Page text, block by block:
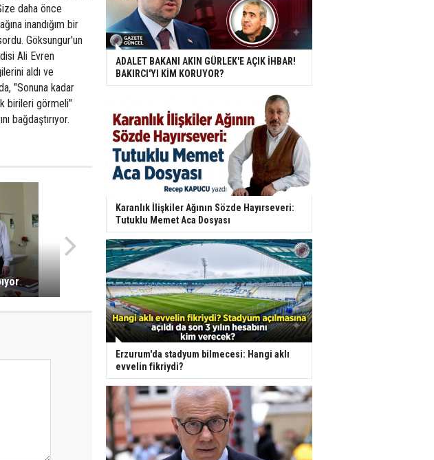
daha önce
inandığım bir
Göksungur'un
Ali Evren
aldı ve
"Sonuna kadar
birileri görmeli"
bağdaştırıyor.
ADALET BAKANI AKIN GÜRLEK'E AÇIK İHBAR!
BAKIRCI'YI KİM KORUYOR?
Karanlık İlişkiler Ağının Sözde Hayırseveri:
Tutuklu Memet Aca Dosyası
Erzurum'da stadyum bilmecesi: Hangi aklı
evvelin fikriydi?